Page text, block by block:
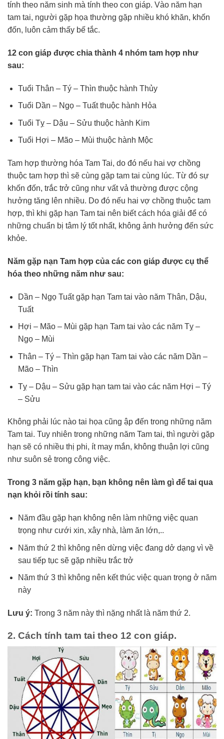
tính theo năm sinh mà tính theo con giáp. Vào năm hạn
tam tai, người gặp họa thường gặp nhiều khó khăn, khốn
đốn, luôn cảm thấy bế tắc.
12 con giáp được chia thành 4 nhóm tam hợp như
sau:
Tuổi Thân – Tý – Thìn thuộc hành Thủy
Tuổi Dần – Ngọ – Tuất thuộc hành Hỏa
Tuổi Tỵ – Dậu – Sửu thuộc hành Kim
Tuổi Hợi – Mão – Mùi thuộc hành Mộc
Tam hợp thường hóa Tam Tai, do đó nếu hai vợ chồng
thuộc tam hợp thì sẽ cùng gặp tam tai cùng lúc. Từ đó sự
khốn đốn, trắc trở cũng như vất vả thường được cộng
hưởng tăng lên nhiều. Do đó nếu hai vợ chồng thuộc tam
hợp, thì khi gặp hạn Tam tai nên biết cách hóa giải để có
những chuẩn bị tâm lý tốt nhất, không ảnh hưởng đến sức
khỏe.
Năm gặp nạn Tam hợp của các con giáp được cụ thể
hóa theo những năm như sau:
Dần – Ngọ Tuất gặp hạn Tam tai vào năm Thân, Dậu,
Tuất
Hợi – Mão – Mùi gặp hạn Tam tai vào các năm Tỵ –
Ngọ – Mùi
Thân – Tý – Thìn gặp hạn Tam tai vào các năm Dần –
Mão – Thìn
Tỵ – Dậu – Sửu gặp hạn tam tai vào các năm Hợi – Tý
– Sửu
Không phải lúc nào tai họa cũng ập đến trong những năm
Tam tai. Tuy nhiên trong những năm Tam tai, thì người gặp
hạn sẽ có nhiều thị phi, ít may mắn, không thuận lợi cũng
như suôn sẻ trong công việc.
Trong 3 năm gặp hạn, bạn không nên làm gì để tai qua
nạn khỏi rồi tính sau:
Năm đầu gặp hạn không nên làm những việc quan
trọng như cưới xin, xây nhà, làm ăn lớn,..
Năm thứ 2 thì không nên dừng việc đang dở dạng vì về
sau tiếp tục sẽ gặp nhiều trắc trở
Năm thứ 3 thì không nên kết thúc việc quan trọng ở năm
này
Lưu ý: Trong 3 năm này thì nặng nhất là năm thứ 2.
2. Cách tính tam tai theo 12 con giáp.